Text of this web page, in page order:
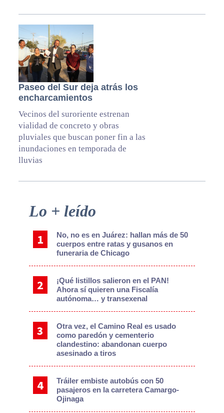
Paseo del Sur deja atrás los
encharcamientos
Vecinos del suroriente estrenan
vialidad de concreto y obras
pluviales que buscan poner fin a las
inundaciones en temporada de
lluvias
Primary
Sidebar
Lo + leído
No, no es en Juárez: hallan más de 50
cuerpos entre ratas y gusanos en
funeraria de Chicago
¡Qué listillos salieron en el PAN!
Ahora sí quieren una Fiscalía
autónoma… y transexenal
Otra vez, el Camino Real es usado
como paredón y cementerio
clandestino: abandonan cuerpo
asesinado a tiros
Tráiler embiste autobús con 50
pasajeros en la carretera Camargo-
Ojinaga